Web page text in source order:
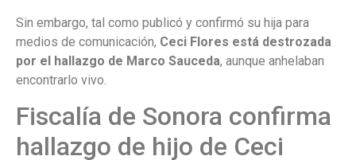
Sin embargo, tal como publicó y confirmó su hija para
medios de comunicación, Ceci Flores está destrozada
por el hallazgo de Marco Sauceda, aunque anhelaban
encontrarlo vivo.
Fiscalía de Sonora confirma
hallazgo de hijo de Ceci